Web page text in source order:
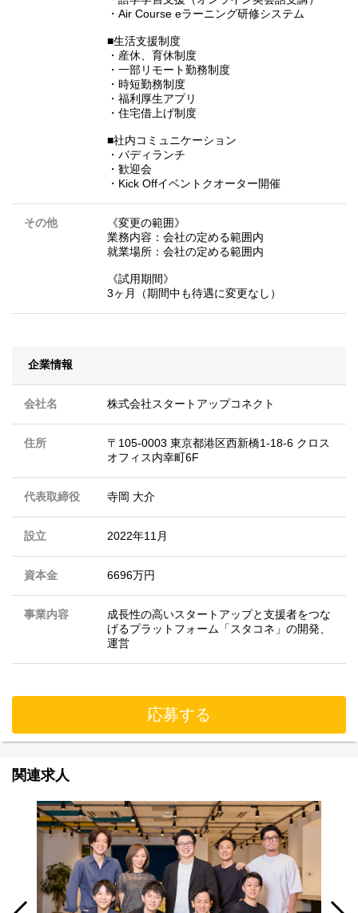
・Air Course eラーニング研修システム
■生活支援制度
・産休、育休制度
・一部リモート勤務制度
・時短勤務制度
・福利厚生アプリ
・住宅借上げ制度
■社内コミュニケーション
・バディランチ
・歓迎会
・Kick Offイベントクオーター開催
その他
《変更の範囲》
業務内容：会社の定める範囲内
就業場所：会社の定める範囲内
《試用期間》
3ヶ月（期間中も待遇に変更なし）
企業情報
会社名 株式会社スタートアップコネクト
住所
〒105-0003 東京都港区西新橋1-18-6 クロス
オフィス内幸町6F
代表取締役 寺岡 大介
設立 2022年11月
資本金 6696万円
事業内容
成長性の高いスタートアップと支援者をつな
げるプラットフォーム「スタコネ」の開発、
運営
応募する
関連求人